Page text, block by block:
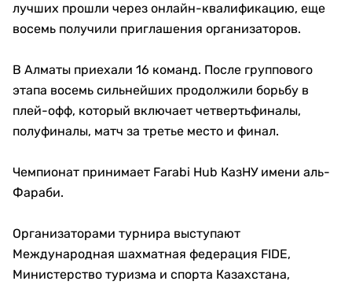
лучших прошли через онлайн-квалификацию, еще
восемь получили приглашения организаторов.
В Алматы приехали 16 команд. После группового
этапа восемь сильнейших продолжили борьбу в
плей-офф, который включает четвертьфиналы,
полуфиналы, матч за третье место и финал.
Чемпионат принимает Farabi Hub КазНУ имени аль-
Фараби.
Организаторами турнира выступают
Международная шахматная федерация FIDE,
Министерство туризма и спорта Казахстана,